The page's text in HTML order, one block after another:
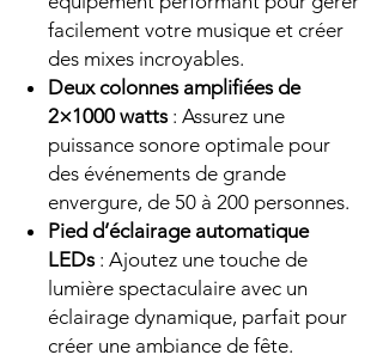
facilement votre musique et créer
des mixes incroyables.
Deux colonnes amplifiées de
2×1000 watts: Assurez une
puissance sonore optimale pour
des événements de grande
envergure, de 50 à 200 personnes.
Pied d’éclairage automatique
LEDs: Ajoutez une touche de
lumière spectaculaire avec un
éclairage dynamique, parfait pour
créer une ambiance de fête.